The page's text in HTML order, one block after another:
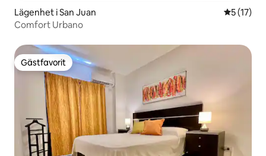
Lägenhet i San Juan 5 av 5 i
5 (17)
Comfort Urbano
Gästfavorit
Gästfavorit